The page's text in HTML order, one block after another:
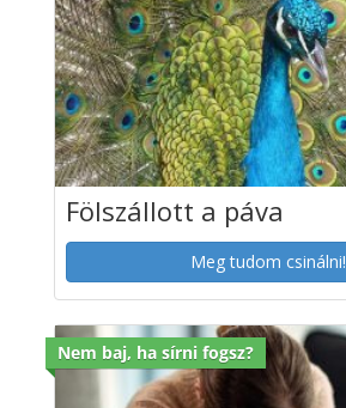
Fölszállott a páva
Meg tudom csinálni!
Nem baj, ha sírni fogsz?